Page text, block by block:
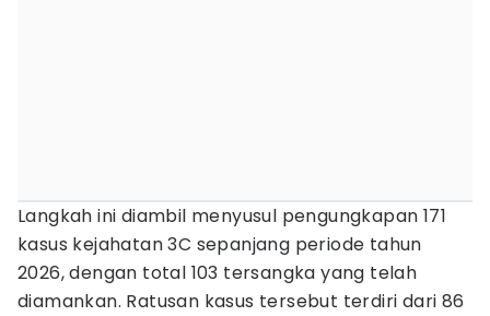
Langkah ini diambil menyusul pengungkapan 171
kasus kejahatan 3C sepanjang periode tahun
2026, dengan total 103 tersangka yang telah
diamankan. Ratusan kasus tersebut terdiri dari 86